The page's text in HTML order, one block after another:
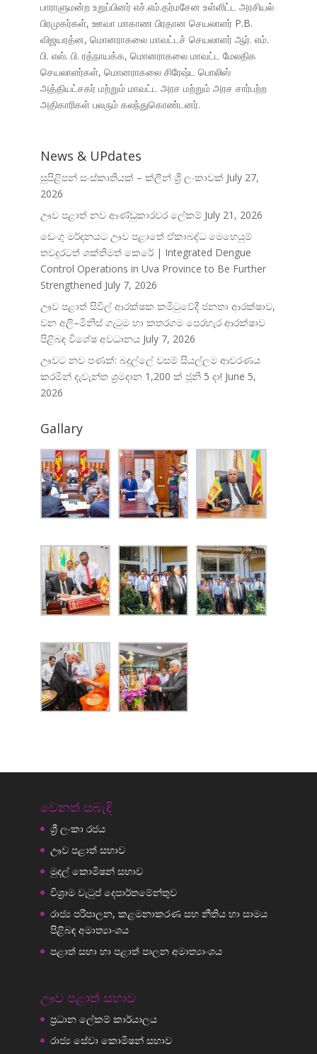
பாராளுமன்ற உறுப்பினர் எச்.எம்.தர்மசேன உள்ளிட்ட அரசியல்
பிரமுகர்கள், ஊவா மாகாண பிரதான செயலாளர் P.B.
விஜயரத்ன, மொனராகலை மாவட்டச் செயலாளர் ஆர். எம்.
பி. எஸ். பி. ரத்நாயக்க, மொனராகலை மாவட்ட மேலதிக
செயலாளர்கள், மொனராகலை சிரேஷ்ட பொலிஸ்
அத்தியட்சகர் மற்றும் மாவட்ட அரச மற்றும் அரச சார்பற்ற
அதிகாரிகள் பலரும் கலந்துகொண்டனர்.
News & UPdates
සුපිළිපන් සංස්කෘතියක් – ක්ලීන් ශ්‍රී ලංකාවක් July 27,
2026
ඌව පළාත් නව ආණ්ඩුකාරවර ලේකම් July 21, 2026
ඩෙංගු මර්දනයට ඌව පළාතේ ඒකාබද්ධ මෙහෙයුම්
තවදුරටත් ශක්තිමත් කෙරේ | Integrated Dengue
Control Operations in Uva Province to Be Further
Strengthened July 7, 2026
ඌව පළාත් සිවිල් ආරක්ෂක කමිටුවේදී ජනතා ආරක්ෂාව,
වන අලි–මිනිස් ගැටුම හා කතරගම පෙරහැර ආරක්ෂාව
පිළිබඳ විශේෂ අවධානය July 7, 2026
ඌවට නව පණක්: බදුල්ලේ වසම් සියල්ලම ආවරණය
කරමින් දැවැන්ත ශ්‍රමදාන 1,200 ක් ජූනි 5 දා! June 5,
2026
Gallary
වෙනත් සබැඳි
ශ්‍රී ලංකා රජය
ඌව පළාත් සභාව
මුදල් කොමිෂන් සභාව
විශ්‍රාම වැටුප් දෙපාර්තමේන්තුව
රාජ්‍ය පරිපාලන, කළමනාකරණ සහ නීතිය හා සාමය
පිළිබඳ අමාත්‍යාංශය
පළාත් සභා හා පළාත් පාලන අමාත්‍යාංශය
ඌව පළාත් සභාව
ප්‍රධාන ලේකම් කාර්යාලය
රාජ්‍ය සේවා කොමිෂන් සභාව